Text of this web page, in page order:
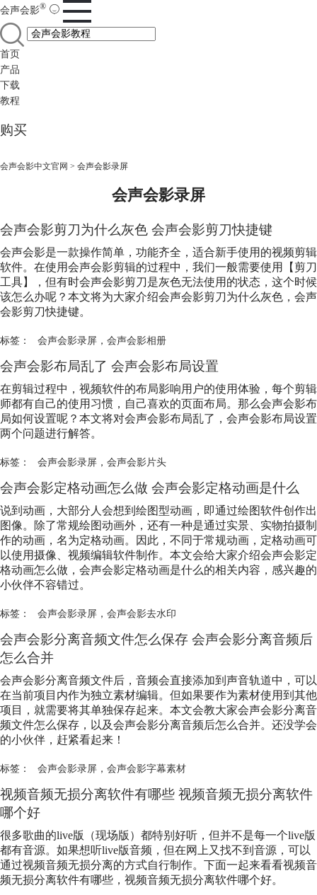
会声会影®
首页
产品
下载
教程
购买
会声会影中文官网 > 会声会影录屏
会声会影录屏
会声会影剪刀为什么灰色 会声会影剪刀快捷键
会声会影是一款操作简单，功能齐全，适合新手使用的视频剪辑
软件。在使用会声会影剪辑的过程中，我们一般需要使用【剪刀
工具】，但有时会声会影剪刀是灰色无法使用的状态，这个时候
该怎么办呢？本文将为大家介绍会声会影剪刀为什么灰色，会声
会影剪刀快捷键。
标签： 会声会影录屏， 会声会影相册
会声会影布局乱了 会声会影布局设置
在剪辑过程中，视频软件的布局影响用户的使用体验，每个剪辑
师都有自己的使用习惯，自己喜欢的页面布局。那么会声会影布
局如何设置呢？本文将对会声会影布局乱了，会声会影布局设置
两个问题进行解答。
标签： 会声会影录屏， 会声会影片头
会声会影定格动画怎么做 会声会影定格动画是什么
说到动画，大部分人会想到绘图型动画，即通过绘图软件创作出
图像。除了常规绘图动画外，还有一种是通过实景、实物拍摄制
作的动画，名为定格动画。因此，不同于常规动画，定格动画可
以使用摄像、视频编辑软件制作。本文会给大家介绍会声会影定
格动画怎么做，会声会影定格动画是什么的相关内容，感兴趣的
小伙伴不容错过。
标签： 会声会影录屏， 会声会影去水印
会声会影分离音频文件怎么保存 会声会影分离音频后
怎么合并
会声会影分离音频文件后，音频会直接添加到声音轨道中，可以
在当前项目内作为独立素材编辑。但如果要作为素材使用到其他
项目，就需要将其单独保存起来。本文会教大家会声会影分离音
频文件怎么保存，以及会声会影分离音频后怎么合并。还没学会
的小伙伴，赶紧看起来！
标签： 会声会影录屏， 会声会影字幕素材
视频音频无损分离软件有哪些 视频音频无损分离软件
哪个好
很多歌曲的live版（现场版）都特别好听，但并不是每一个live版
都有音源。如果想听live版音频，但在网上又找不到音源，可以
通过视频音频无损分离的方式自行制作。下面一起来看看视频音
频无损分离软件有哪些，视频音频无损分离软件哪个好。